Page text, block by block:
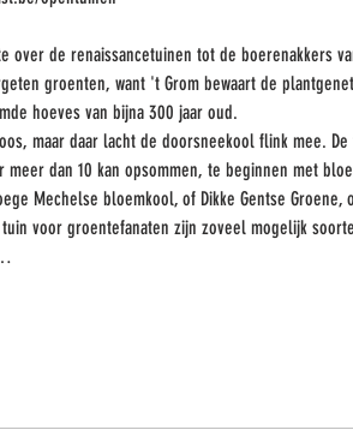
over de renaissancetuinen tot de boerenakkers
groenten, want 't Grom bewaart de
hoeves van bijna 300 jaar oud.
maar daar lacht de doorsneekool flink mee.
meer dan 10 kan opsommen, te beginnen met
Mechelse bloemkool, of Dikke Gentse Groene,
voor groentefanaten zijn zoveel mogelijk